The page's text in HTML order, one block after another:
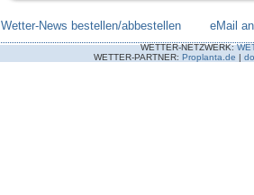
Wetter-News bestellen/abbestellen eMail
WETTER-NETZWERK:
WETTER-PARTNER: Proplanta.de |